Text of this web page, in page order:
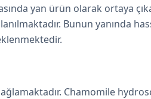
yan ürün olarak ortaya
Bunun yanında
Chamomile